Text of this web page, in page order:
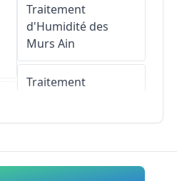
Traitement
d'Humidité des
Murs Ain
Traitement
Traitement
d'Humidité des